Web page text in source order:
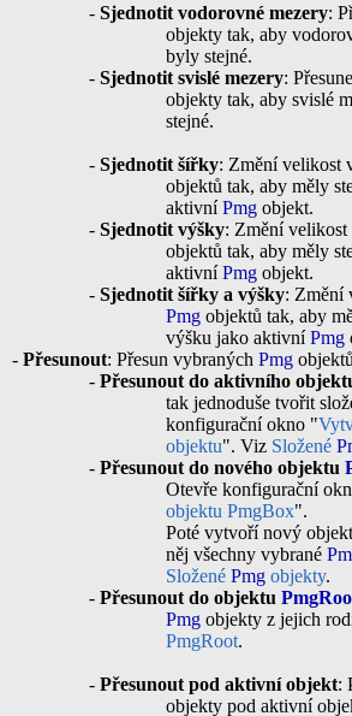
- Sjednotit vodorovné mezery:
objekty tak, aby
byly stejné.
- Sjednotit svislé mezery:
objekty tak, aby svislé
stejné.
- Sjednotit šířky: Změní velikost
objektů tak, aby měly
aktivníPmg objekt.
- Sjednotit výšky: Změní velikost
objektů tak, aby měly
aktivníPmg objekt.
- Sjednotit šířky a výšky: Změní
Pmg objektů tak, aby
výšku jako aktivníPmg
- Přesunout: Přesun vybraných Pmg
- Přesunout do aktivního
tak jednoduše tvořit
konfigurační okno "
objektu". Viz Složené
- Přesunout do nového objektu
Otevře konfigurační
objektu PmgBox".
Poté vytvoří nový objekt
něj všechny vybrané
Složené Pmg objekty.
- Přesunout do objektu
Pmg objekty z jejich
PmgRoot.
- Přesunout pod aktivní objekt:
objekty pod aktivní